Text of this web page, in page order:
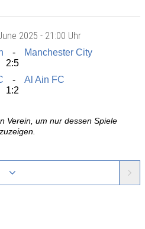
2025 - 21:00 Uhr
Manchester City
2:5
Al Ain FC
1:2
Verein, um nur dessen Spiele